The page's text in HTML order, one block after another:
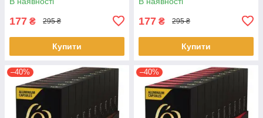
177 ₴ 295 ₴
Купити
177 ₴ 295 ₴
Купити
–40% –40%